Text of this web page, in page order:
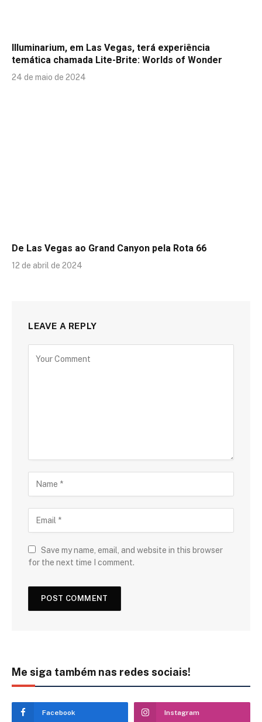
Illuminarium, em Las Vegas, terá experiência
temática chamada Lite-Brite: Worlds of Wonder
24 de maio de 2024
De Las Vegas ao Grand Canyon pela Rota 66
12 de abril de 2024
LEAVE A REPLY
Save my name, email, and website in this browser
for the next time I comment.
Me siga também nas redes sociais!
Facebook Instagram